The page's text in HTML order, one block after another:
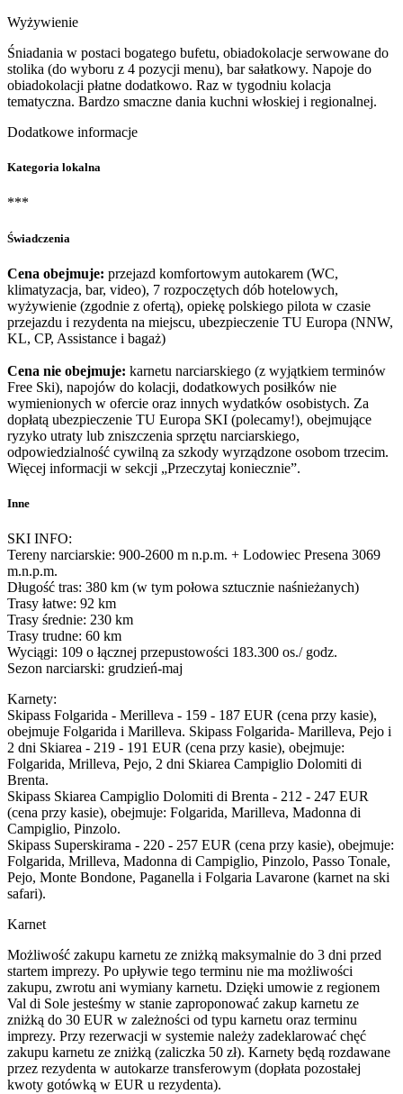
Wyżywienie
Śniadania w postaci bogatego bufetu, obiadokolacje serwowane do
stolika (do wyboru z 4 pozycji menu), bar sałatkowy. Napoje do
obiadokolacji płatne dodatkowo. Raz w tygodniu kolacja
tematyczna. Bardzo smaczne dania kuchni włoskiej i regionalnej.
Dodatkowe informacje
Kategoria lokalna
***
Świadczenia
Cena obejmuje: przejazd komfortowym autokarem (WC,
klimatyzacja, bar, video), 7 rozpoczętych dób hotelowych,
wyżywienie (zgodnie z ofertą), opiekę polskiego pilota w czasie
przejazdu i rezydenta na miejscu, ubezpieczenie TU Europa (NNW,
KL, CP, Assistance i bagaż)
Cena nie obejmuje: karnetu narciarskiego (z wyjątkiem terminów
Free Ski), napojów do kolacji, dodatkowych posiłków nie
wymienionych w ofercie oraz innych wydatków osobistych. Za
dopłatą ubezpieczenie TU Europa SKI (polecamy!), obejmujące
ryzyko utraty lub zniszczenia sprzętu narciarskiego,
odpowiedzialność cywilną za szkody wyrządzone osobom trzecim.
Więcej informacji w sekcji „Przeczytaj koniecznie”.
Inne
SKI INFO:
Tereny narciarskie: 900-2600 m n.p.m. + Lodowiec Presena 3069
m.n.p.m.
Długość tras: 380 km (w tym połowa sztucznie naśnieżanych)
Trasy łatwe: 92 km
Trasy średnie: 230 km
Trasy trudne: 60 km
Wyciągi: 109 o łącznej przepustowości 183.300 os./ godz.
Sezon narciarski: grudzień-maj
Karnety:
Skipass Folgarida - Merilleva - 159 - 187 EUR (cena przy kasie),
obejmuje Folgarida i Marilleva. Skipass Folgarida- Marilleva, Pejo i
2 dni Skiarea - 219 - 191 EUR (cena przy kasie), obejmuje:
Folgarida, Mrilleva, Pejo, 2 dni Skiarea Campiglio Dolomiti di
Brenta.
Skipass Skiarea Campiglio Dolomiti di Brenta - 212 - 247 EUR
(cena przy kasie), obejmuje: Folgarida, Marilleva, Madonna di
Campiglio, Pinzolo.
Skipass Superskirama - 220 - 257 EUR (cena przy kasie), obejmuje:
Folgarida, Mrilleva, Madonna di Campiglio, Pinzolo, Passo Tonale,
Pejo, Monte Bondone, Paganella i Folgaria Lavarone (karnet na ski
safari).
Karnet
Możliwość zakupu karnetu ze zniżką maksymalnie do 3 dni przed
startem imprezy. Po upływie tego terminu nie ma możliwości
zakupu, zwrotu ani wymiany karnetu. Dzięki umowie z regionem
Val di Sole jesteśmy w stanie zaproponować zakup karnetu ze
zniżką do 30 EUR w zależności od typu karnetu oraz terminu
imprezy. Przy rezerwacji w systemie należy zadeklarować chęć
zakupu karnetu ze zniżką (zaliczka 50 zł). Karnety będą rozdawane
przez rezydenta w autokarze transferowym (dopłata pozostałej
kwoty gotówką w EUR u rezydenta).